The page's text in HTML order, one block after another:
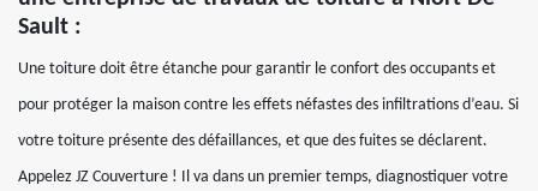
Sault :
Une toiture doit être étanche pour garantir le confort des occupants et
pour protéger la maison contre les effets néfastes des infiltrations d’eau. Si
votre toiture présente des défaillances, et que des fuites se déclarent.
Appelez JZ Couverture ! Il va dans un premier temps, diagnostiquer votre